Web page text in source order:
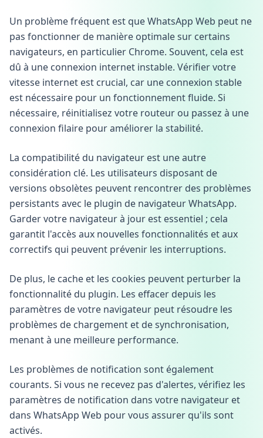
Un problème fréquent est que WhatsApp Web peut ne
pas fonctionner de manière optimale sur certains
navigateurs, en particulier Chrome. Souvent, cela est
dû à une connexion internet instable. Vérifier votre
vitesse internet est crucial, car une connexion stable
est nécessaire pour un fonctionnement fluide. Si
nécessaire, réinitialisez votre routeur ou passez à une
connexion filaire pour améliorer la stabilité.
La compatibilité du navigateur est une autre
considération clé. Les utilisateurs disposant de
versions obsolètes peuvent rencontrer des problèmes
persistants avec le plugin de navigateur WhatsApp.
Garder votre navigateur à jour est essentiel ; cela
garantit l'accès aux nouvelles fonctionnalités et aux
correctifs qui peuvent prévenir les interruptions.
De plus, le cache et les cookies peuvent perturber la
fonctionnalité du plugin. Les effacer depuis les
paramètres de votre navigateur peut résoudre les
problèmes de chargement et de synchronisation,
menant à une meilleure performance.
Les problèmes de notification sont également
courants. Si vous ne recevez pas d'alertes, vérifiez les
paramètres de notification dans votre navigateur et
dans WhatsApp Web pour vous assurer qu'ils sont
activés.